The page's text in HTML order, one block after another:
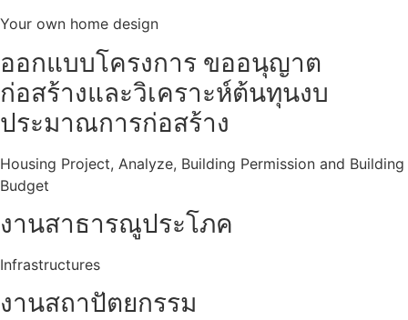
Your own home design
ออกแบบโครงการ ขออนุญาต
ก่อสร้างและวิเคราะห์ต้นทุนงบ
ประมาณการก่อสร้าง
Housing Project, Analyze, Building Permission and Building
Budget
งานสาธารณูประโภค
Infrastructures
งานสถาปัตยกรรม